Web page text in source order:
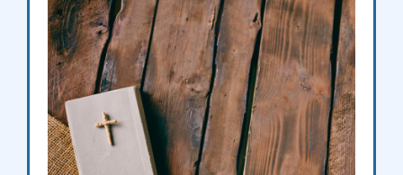
Vendredi
12h10 – 12h50
6
e
– 5
e
– 4
– 3
e